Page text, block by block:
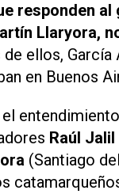
responden al
Llaryora,
de ellos, García
en Buenos
Raúl Jalil
(Santiago